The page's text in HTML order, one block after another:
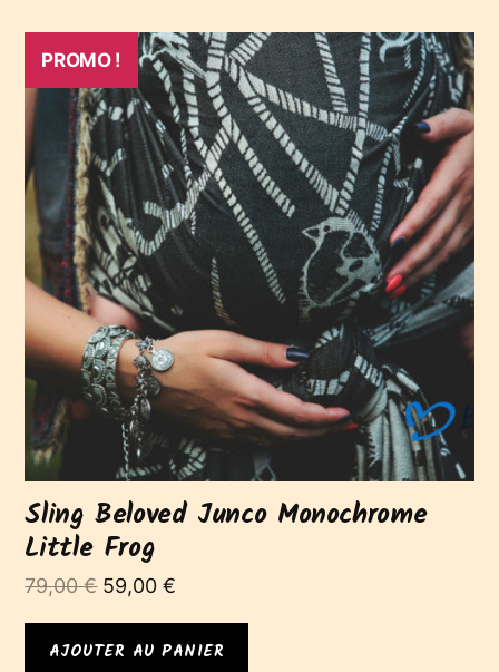
PROMO !
Sling Beloved Junco Monochrome
Little Frog
79,00€ Le
initial
59,00€
actuel
AJOUTER AU PANIER